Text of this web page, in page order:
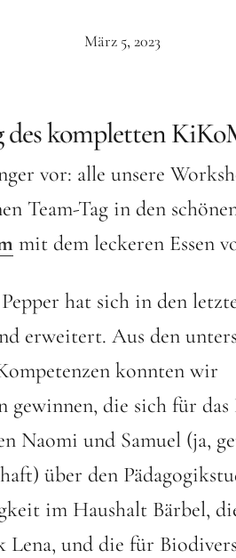
März 5, 2023
des kompletten
vor: alle unsere
Team-Tag in den
mit dem leckeren Essen
hat sich in den
erweitert. Aus den
konnten wir
gewinnen, die sich für
Naomi und Samuel (ja,
über den
im Haushalt Bärbel,
Lena, und die für